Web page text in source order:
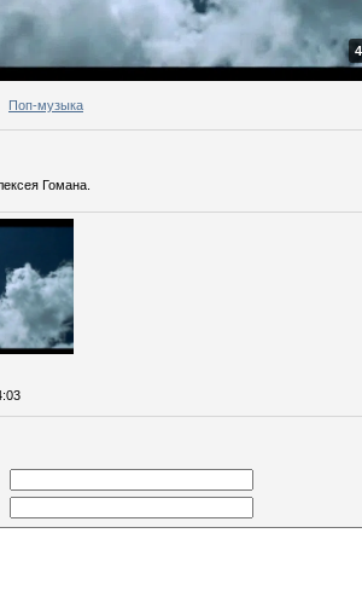
Поп-музыка
Гомана.